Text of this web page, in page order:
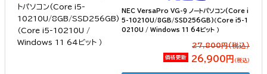
NEC VersaPro VG-9 ノートパソコン(Core i
5-10210U/8GB/SSD256GB)（Core i5-1
0210U / Windows 11 64ビット ）
27,800円(税込）
価格更新 26,900円 （税込）